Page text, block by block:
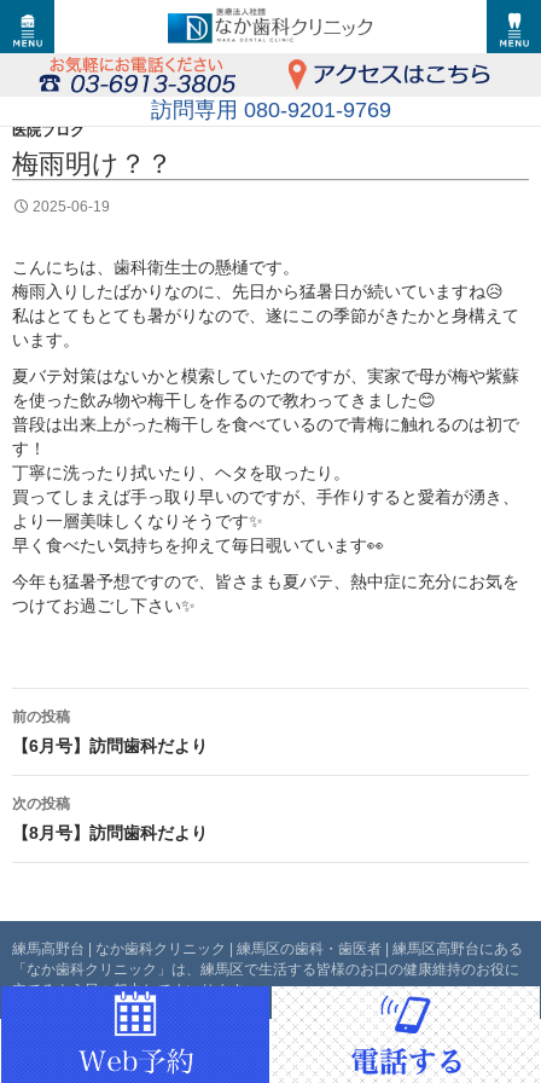
訪問専用 080-9201-9769
医院ブログ
梅雨明け？？
2025-06-19
こんにちは、歯科衛生士の懸樋です。
梅雨入りしたばかりなのに、先日から猛暑日が続いていますね😥
私はとてもとても暑がりなので、遂にこの季節がきたかと身構えて
います。
夏バテ対策はないかと模索していたのですが、実家で母が梅や紫蘇
を使った飲み物や梅干しを作るので教わってきました😊
普段は出来上がった梅干しを食べているので青梅に触れるのは初で
す！
丁寧に洗ったり拭いたり、ヘタを取ったり。
買ってしまえば手っ取り早いのですが、手作りすると愛着が湧き、
より一層美味しくなりそうです✨
早く食べたい気持ちを抑えて毎日覗いています👀
今年も猛暑予想ですので、皆さまも夏バテ、熱中症に充分にお気を
つけてお過ごし下さい✨
投
稿
ナ
ビ
ー
シ
前の投稿
【6月号】訪問歯科だより
次の投稿
【8月号】訪問歯科だより
練馬高野台 | なか歯科クリニック | 練馬区の歯科・歯医者 | 練馬区高野台にある
「なか歯科クリニック」は、練馬区で生活する皆様のお口の健康維持のお役に
立てるよう日々努力してまいります。